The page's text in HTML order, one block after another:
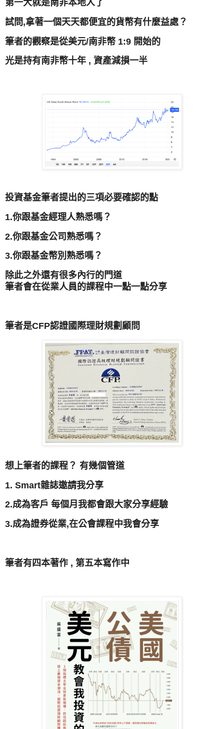
第一大就是南非本地人了
試問,拿著一個天天都便宜的貨幣有什麼益處？
筆者的觀察是從美元/南非幣 1:9 開始的
光是持有南非幣十年 , 資產減損一半
投資基金筆者提出的三項必要確認的點
1.你跟基金經理人熟悉嗎？
2.你跟基金公司熟悉嗎？
3.你跟基金幣別熟悉嗎？
除此之外還有很多內行的門道
筆者會在從業人員的課程中一點一點分享
筆者是CFP認證國際理財規劃顧問
想上筆者的課程？ 有幾個管道
1. Smart雜誌邀請我分享
2.成為客戶 每個月我都會跟大家分享經驗
3.成為證券從業,在公會課程中我會分享
筆者有四本著作 , 第五本寫作中